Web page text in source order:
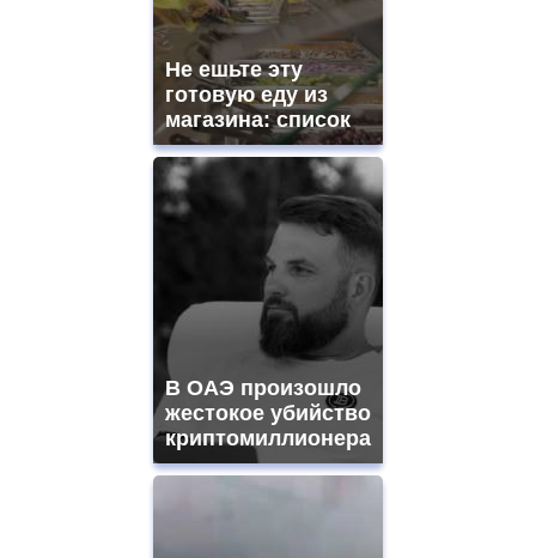
Не ешьте эту
готовую еду из
магазина: список
В ОАЭ произошло
жестокое убийство
криптомиллионера